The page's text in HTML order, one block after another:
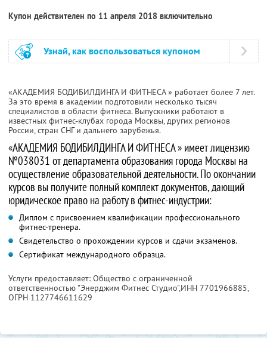
Купон действителен по 11 апреля 2018 включительно
Узнай, как воспользоваться купоном
«АКАДЕМИЯ БОДИБИЛДИНГА И ФИТНЕСА» работает более 7 лет.
За это время в академии подготовили несколько тысяч
специалистов в области фитнеса. Выпускники работают в
известных фитнес-клубах города Москвы, других регионов
России, стран СНГ и дальнего зарубежья.
«АКАДЕМИЯ БОДИБИЛДИНГА И ФИТНЕСА» имеет лицензию
№038031 от департамента образования города Москвы на
осуществление образовательной деятельности. По окончании
курсов вы получите полный комплект документов, дающий
юридическое право на работу в фитнес-индустрии:
Диплом с присвоением квалификации профессионального
фитнес-тренера.
Свидетельство о прохождении курсов и сдачи экзаменов.
Сертификат международного образца.
Услуги предоставляет: Общество с ограниченной
ответственностью "Энерджим Фитнес Студио",ИНН 7701966885,
ОГРН 1127746611629